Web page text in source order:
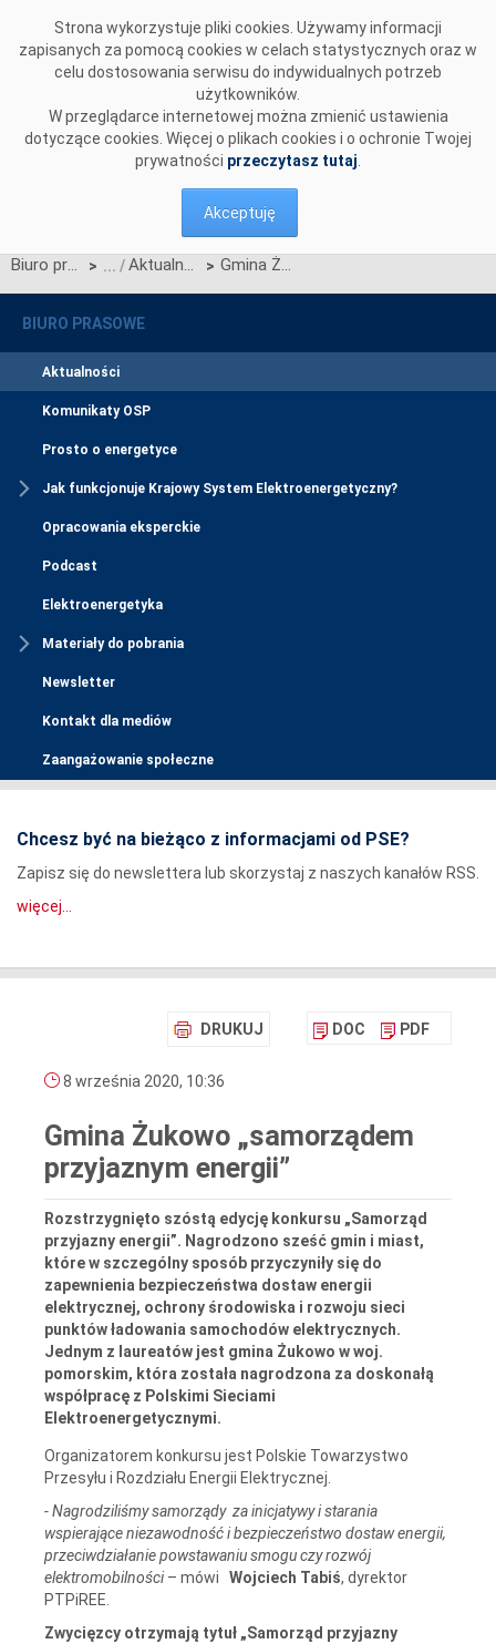
Strona wykorzystuje pliki cookies. Używamy informacji
zapisanych za pomocą cookies w celach statystycznych oraz w
celu dostosowania serwisu do indywidualnych potrzeb
użytkowników.
W przeglądarce internetowej można zmienić ustawienia
dotyczące cookies. Więcej o plikach cookies i o ochronie Twojej
prywatności przeczytasz tutaj
Akceptuję
Biuro prasowe > Aktualności > Gmina Żukowo „samorządem przyjaznym energii”
BIURO PRASOWE
Aktualności
Komunikaty OSP
Prosto o energetyce
Jak funkcjonuje Krajowy System Elektroenergetyczny?
Opracowania eksperckie
Podcast
Elektroenergetyka
Materiały do pobrania
Newsletter
Kontakt dla mediów
Zaangażowanie społeczne
Chcesz być na bieżąco z informacjami od PSE?
Zapisz się do newslettera lub skorzystaj z naszych kanałów RSS.
więcej...
DRUKUJ DOC PDF
8 września 2020, 10:36
Gmina Żukowo „samorządem
przyjaznym energii”
Rozstrzygnięto szóstą edycję konkursu „Samorząd
przyjazny energii”. Nagrodzono sześć gmin i miast,
które w szczególny sposób przyczyniły się do
zapewnienia bezpieczeństwa dostaw energii
elektrycznej, ochrony środowiska i rozwoju sieci
punktów ładowania samochodów elektrycznych.
Jednym z laureatów jest gmina Żukowo w woj.
pomorskim, która została nagrodzona za doskonałą
współpracę z Polskimi Sieciami
Elektroenergetycznymi.
Organizatorem konkursu jest Polskie Towarzystwo
Przesyłu i Rozdziału Energii Elektrycznej.
- Nagrodziliśmy samorządy za inicjatywy i starania
wspierające niezawodność i bezpieczeństwo dostaw energii,
przeciwdziałanie powstawaniu smogu czy rozwój
elektromobilności– mówi Wojciech Tabiś, dyrektor
PTPiREE.
Zwycięzcy otrzymają tytuł „Samorząd przyjazny